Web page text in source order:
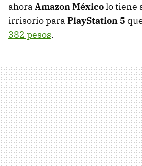
ahora Amazon Méxicolo tiene
irrisorio para PlayStation 5
382 pesos.